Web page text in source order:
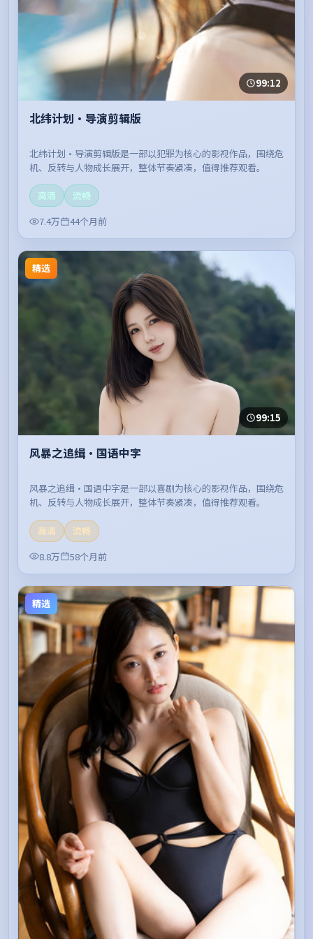
99:12
北纬计划·导演剪辑版
北纬计划·导演剪辑版是一部以犯罪为核心的影视作品，围绕危
机、反转与人物成长展开，整体节奏紧凑，值得推荐观看。
高清
流畅
7.4万
44个月前
精选
99:15
风暴之追缉·国语中字
风暴之追缉·国语中字是一部以喜剧为核心的影视作品，围绕危
机、反转与人物成长展开，整体节奏紧凑，值得推荐观看。
高清
流畅
8.8万
58个月前
精选